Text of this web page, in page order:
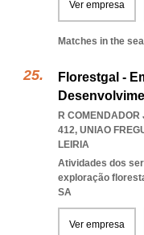
Ver empresa
Matches in the
Florestgal -
R
412, UNIAO
LEIRIA
Atividades dos
exploração
SA
Ver empresa